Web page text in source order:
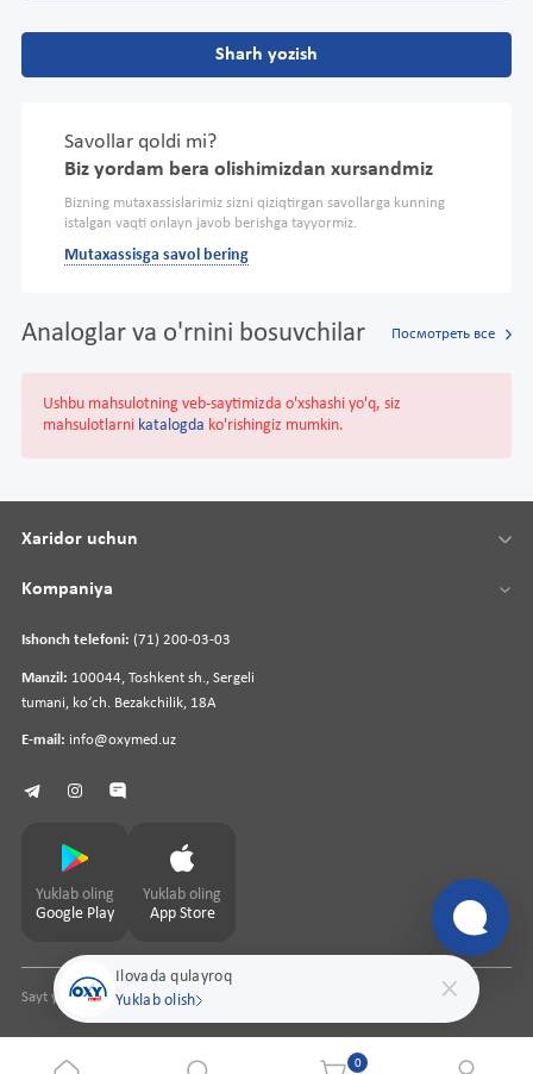
Sharh yozish
Savollar qoldi mi?
Biz yordam bera olishimizdan xursandmiz
Bizning mutaxassislarimiz sizni qiziqtirgan savollarga kunning
istalgan vaqti onlayn javob berishga tayyormiz.
Mutaxassisga savol bering
Analoglar va o'rnini bosuvchilar Посмотреть все
Ushbu mahsulotning veb-saytimizda o'xshashi yo'q, siz
mahsulotlarni katalogda ko'rishingiz mumkin.
Ilovada qulayroq
Yuklab olish
Ishonch telefoni: (71) 200-03-03
Manzil: 100044, Toshkent sh., Sergeli
tumani, koʻch. Bezakchilik, 18A
E-mail: info@oxymed.uz
Xaridor uchun
Kompaniya
Yuklab oling
Google Play
Yuklab oling
App Store
Sayt yaratuvchipharmit.uz
0